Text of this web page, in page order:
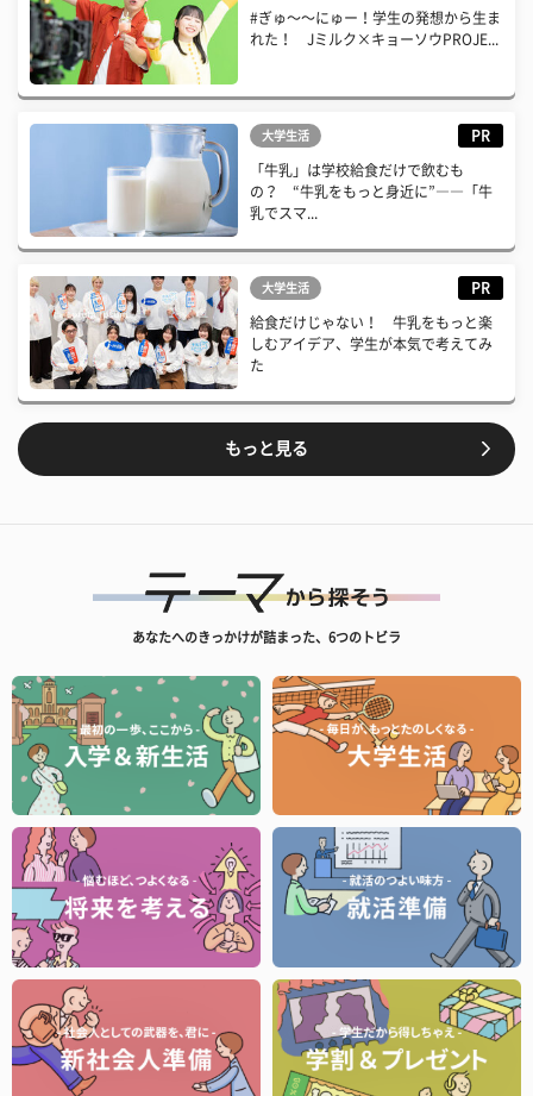
#ぎゅ〜〜にゅー！学生の発想から生ま
れた！ Jミルク×キョーソウPROJE...
大学生活 PR
「牛乳」は学校給食だけで飲むも
の？ “牛乳をもっと身近に”――「牛
乳でスマ...
大学生活 PR
給食だけじゃない！ 牛乳をもっと楽
しむアイデア、学生が本気で考えてみ
た
もっと見る
あなたへのきっかけが詰まった、6つのトビラ